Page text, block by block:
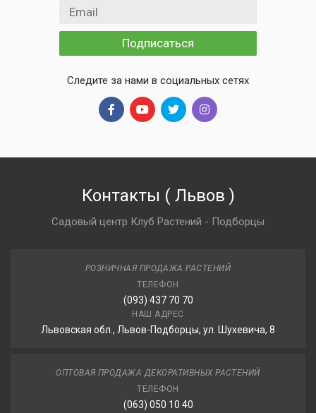
Email адрес
Подписаться
Следите за нами в социальных сетях
Контакты ( Львов )
Садовый центр Клуб Растений - Подборцы
РОЗНИЧНАЯ ПРОДАЖА РАСТЕНИЙ
ТЕЛЕФОН
(093) 437 70 70
НАШ АДРЕС
Львовская обл., Львов-Подборцы, ул. Шухевича, 8
ОПТОВАЯ ПРОДАЖА ДЕКОРАТИВНЫХ РАСТЕНИЙ
ТЕЛЕФОН
(063) 050 10 40